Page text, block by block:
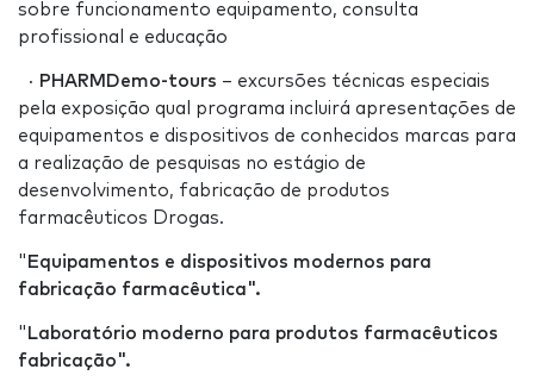
sobre funcionamento equipamento, consulta
profissional e educação
· PHARMDemo-tours – excursões técnicas especiais
pela exposição qual programa incluirá apresentações de
equipamentos e dispositivos de conhecidos marcas para
a realização de pesquisas no estágio de
desenvolvimento, fabricação de produtos
farmacêuticos Drogas.
" Equipamentos e dispositivos modernos para
fabricação farmacêutica".
" Laboratório moderno para produtos farmacêuticos
fabricação".